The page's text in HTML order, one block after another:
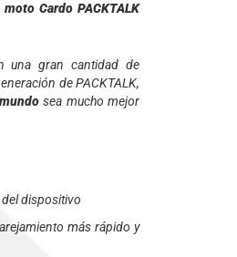
Cardo PACKTALK
una gran cantidad de
de PACKTALK,
sea mucho mejor
dispositivo
más rápido y